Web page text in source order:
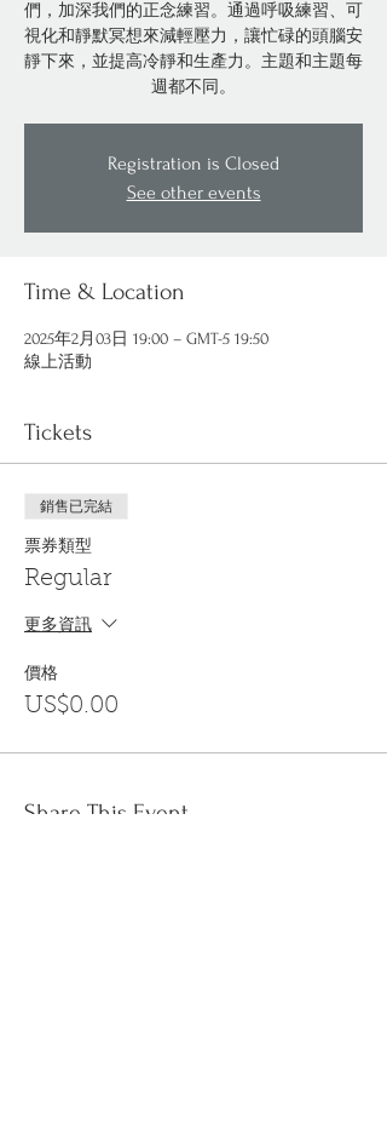
們，加深我們的正念練習。通過呼吸練習、可
視化和靜默冥想來減輕壓力，讓忙碌的頭腦安
靜下來，並提高冷靜和生產力。主題和主題每
週都不同。
Registration is Closed
See other events
Time & Location
2025年2月03日 19:00 – GMT-5 19:50
線上活動
Tickets
銷售已完結
票券類型
Regular
更多資訊
價格
US$0.00
Share This Event